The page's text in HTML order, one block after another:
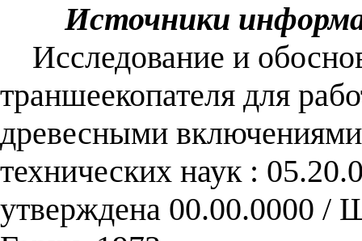
Источники
Исследование и
траншеекопателя для
древесными включениями
технических наук :
утверждена 00.00.0000